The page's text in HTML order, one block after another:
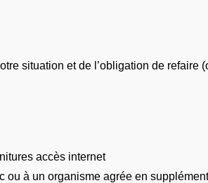
situation et de l’obligation de refaire
accès internet
à un organisme agrée en